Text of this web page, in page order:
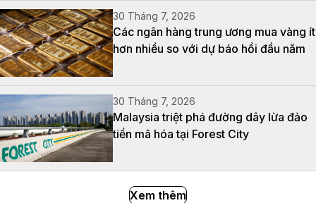
30 Tháng 7, 2026
Các ngân hàng trung ương mua vàng ít
hơn nhiều so với dự báo hồi đầu năm
30 Tháng 7, 2026
Malaysia triệt phá đường dây lừa đảo
tiền mã hóa tại Forest City
Xem thêm